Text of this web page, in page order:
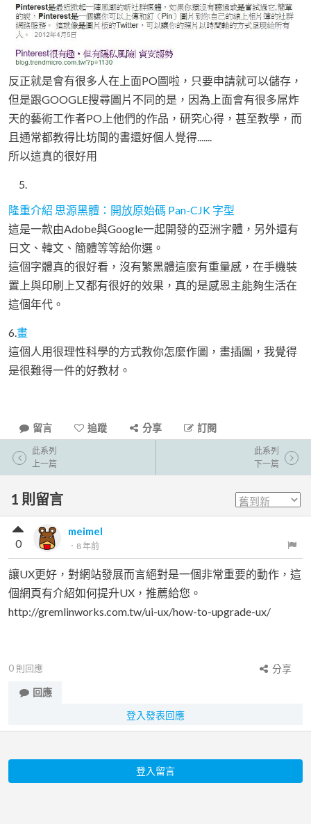
反正就是會有很多人在上面PO圖啦，只要申請就可以儲存，
但是跟GOOGLE搜尋圖片不同的是，因為上面會有很多屌炸
天的藝術工作者PO上他們的作品，研究心得，甚至教學，而
且通常都教得比坊間的書還好個人覺得.......
所以這真的很好用
隆重介紹 思源黑體：開放原始碼 Pan-CJK 字型
這是一款由Adobe與Google一起開發的亞洲字體，另外還有
日文、韓文、簡體等等給你選。
這個字體真的很好看，沒有繁黑體這麼有重量感，在手機裝
置上與印刷上又都有很好的效果，真的是感恩主能夠生活在
這個年代。
6.畫
這個人用很理性科學的方式教你怎麼作圖，畫插圖，我覺得
是很難得一件的好教材。
留言 追蹤 分享 訂閱
此系列
上一篇
此系列
下一篇
1 則留言
meimel
． 8 年前
0
讓UX更好，對網站發展而言絕對是一個非常重要的動作，這
個網頁有介紹如何提升UX，推薦給您。
http://gremlinworks.com.tw/ui-ux/how-to-upgrade-ux/
0 則回應
分享
回應
登入發表回應
登入留言